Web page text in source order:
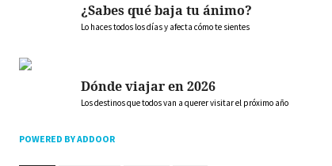
¿Sabes qué baja tu ánimo?
Lo haces todos los días y afecta cómo te sientes
Dónde viajar en 2026
Los destinos que todos van a querer visitar el próximo año
POWERED BY ADDOOR